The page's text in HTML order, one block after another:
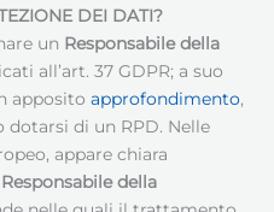
DEI DATI?
un Responsabile della
all’art. 37 GDPR; a suo
apposito approfondimento,
dotarsi di un RPD. Nelle
appare chiara
Responsabile della